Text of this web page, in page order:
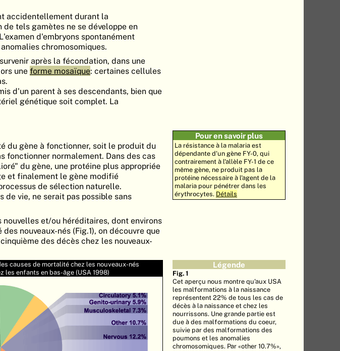
accidentellement durant la
tels gamètes ne se développe en
d'embryons spontanément
chromosomiques.
après la fécondation, dans une
uneforme mosaïque: certaines cellules
d'un parent à ses descendants, bien que
génétique soit complet. La
du gène à fonctionner, soit le produit du
fonctionner normalement. Dans des cas
du gène, une protéine plus appropriée
et finalement le gène modifié
de sélection naturelle.
vie, ne serait pas possible sans
et/ou héréditaires, dont environs
nouveaux-nés (Fig.1), on découvre que
des décès chez les nouveaux-
Pour en savoir plus
La résistance à la malaria est
dépendante d'un gène FY-0, qui
contrairement à l'allèle FY-1 de ce
même gène, ne produit pas la
protéine nécessaire à l'agent de la
malaria pour pénétrer dans les
érythrocytes. Détails
causes de mortalité chez les nouveaux-nés
les enfants en bas-âge (USA 1998)
Légende
Fig. 1
Cet aperçu nous montre qu'aux USA
les malformations à la naissance
représentent 22% de tous les cas de
décès à la naissance et chez les
nourrissons. Une grande partie est
due à des malformations du coeur,
suivie par des malformations des
poumons et les anomalies
chromosomiques. Par «other 10.7%»,